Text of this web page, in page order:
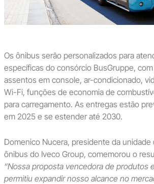
Os ônibus serão personalizados para
específicas do consórcio BusGruppe,
assentos em console, ar-condicionado,
Wi-Fi, funções de economia de
para carregamento. As entregas estão
em 2025 e se estender até 2030.
Domenico Nucera, presidente da
ônibus do Iveco Group, comemorou o
“Nossa proposta vencedora de produtos
permitiu expandir nosso alcance no